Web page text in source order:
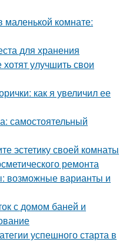
маленькой комнате:
для хранения
улучшить свои
как я увеличил ее
самостоятельный
эстетику своей комнаты
ремонта
возможные варианты и
с домом баней и
успешного старта в